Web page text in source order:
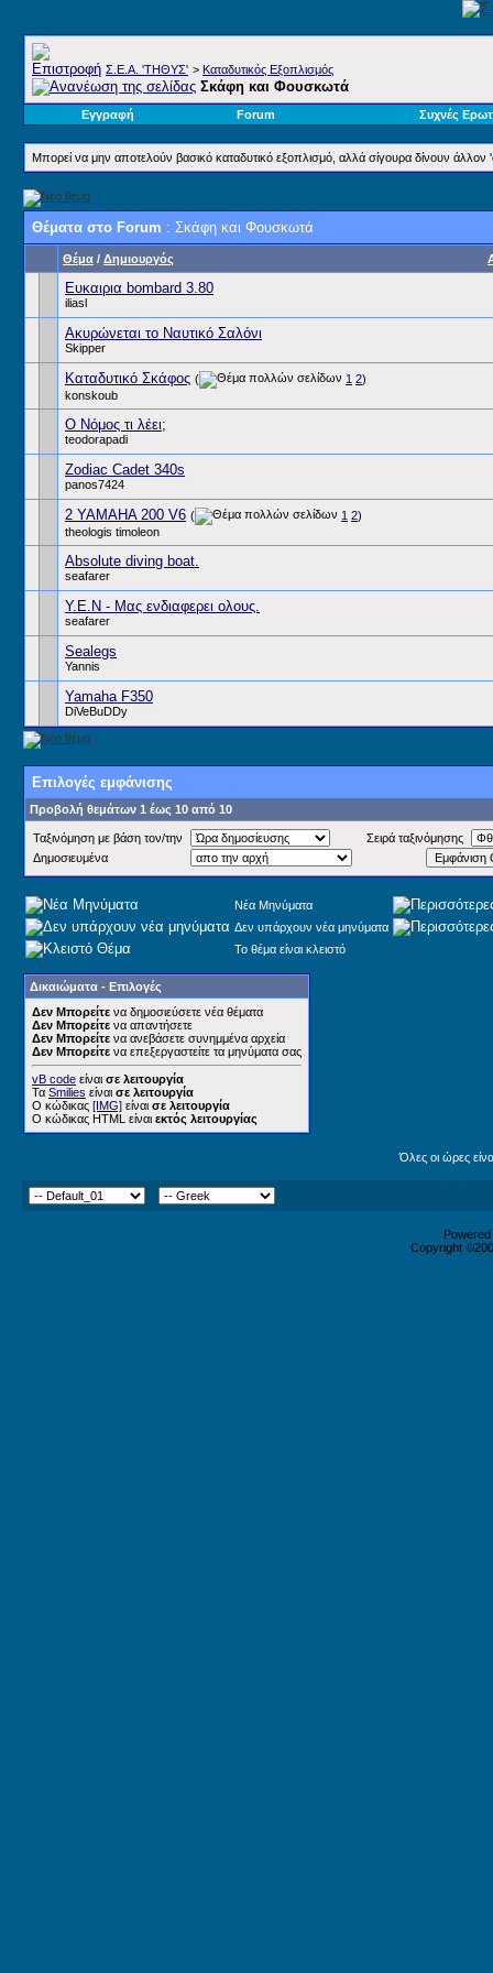
Σ.E.A. 'ΤΗΘΥΣ' > Καταδυτικός Εξοπλισμός
Σκάφη και Φουσκωτά
Εγγραφή Forum Συχνές
Μπορεί να μην αποτελούν βασικό καταδυτικό εξοπλισμό, αλλά σίγουρα δίνουν άλλον
Θέματα στο Forum : Σκάφη και Φουσκωτά
Θέμα / Δημιουργός
Ευκαιρια bombard 3.80
iliasl
Ακυρώνεται το Ναυτικό Σαλόνι
Skipper
Καταδυτικό Σκάφος ( 1 2)
konskoub
Ο Νόμος τι λέει;
teodorapadi
Zodiac Cadet 340s
panos7424
2 YAMAHA 200 V6 ( 1 2)
theologis timoleon
Absolute diving boat.
seafarer
Υ.Ε.Ν - Μας ενδιαφερει ολους.
seafarer
Sealegs
Yannis
Yamaha F350
DiVeBuDDy
Επιλογές εμφάνισης
Προβολή θεμάτων 1 έως 10 από 10
Ταξινόμηση με βάση τον/την
Σειρά ταξινόμησης
Δημοσιευμένα
Νέα Μηνύματα
Δεν υπάρχουν νέα μηνύματα
Το θέμα είναι κλειστό
Δικαιώματα - Επιλογές
Δεν Μπορείτε να δημοσιεύσετε νέα θέματα
Δεν Μπορείτε να απαντήσετε
Δεν Μπορείτε να ανεβάσετε συνημμένα αρχεία
Δεν Μπορείτε να επεξεργαστείτε τα μηνύματα σας
vB code είναι σε λειτουργία
Τα Smilies είναι σε λειτουργία
Ο κώδικας [IMG] είναι σε λειτουργία
Ο κώδικας HTML είναι εκτός λειτουργίας
Όλες οι ώρες
Copyright